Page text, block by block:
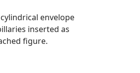
envelope
inserted as
figure.